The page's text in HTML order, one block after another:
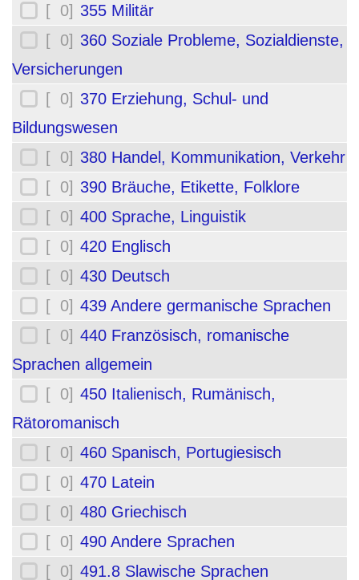
[ 0] 355 Militär
[ 0] 360 Soziale Probleme, Sozialdienste,
Versicherungen
[ 0] 370 Erziehung, Schul- und
Bildungswesen
[ 0] 380 Handel, Kommunikation, Verkehr
[ 0] 390 Bräuche, Etikette, Folklore
[ 0] 400 Sprache, Linguistik
[ 0] 420 Englisch
[ 0] 430 Deutsch
[ 0] 439 Andere germanische Sprachen
[ 0] 440 Französisch, romanische
Sprachen allgemein
[ 0] 450 Italienisch, Rumänisch,
Rätoromanisch
[ 0] 460 Spanisch, Portugiesisch
[ 0] 470 Latein
[ 0] 480 Griechisch
[ 0] 490 Andere Sprachen
[ 0] 491.8 Slawische Sprachen